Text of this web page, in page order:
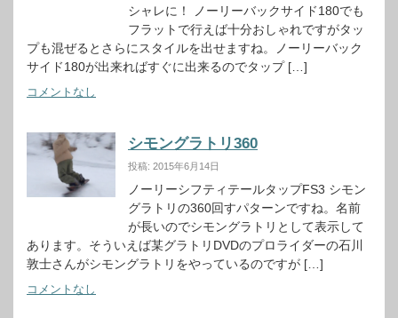
シャレに！ ノーリーバックサイド180でも
フラットで行えば十分おしゃれですがタッ
プも混ぜるとさらにスタイルを出せますね。ノーリーバック
サイド180が出来ればすぐに出来るのでタップ […]
コメントなし
シモングラトリ360
投稿: 2015年6月14日
ノーリーシフティテールタップFS3 シモン
グラトリの360回すパターンですね。名前
が長いのでシモングラトリとして表示して
あります。そういえば某グラトリDVDのプロライダーの石川
敦士さんがシモングラトリをやっているのですが […]
コメントなし